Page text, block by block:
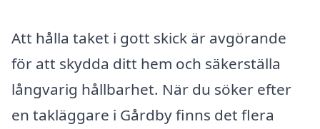
Att hålla taket i gott skick är avgörande
för att skydda ditt hem och säkerställa
långvarig hållbarhet. När du söker efter
en takläggare i Gårdby finns det flera